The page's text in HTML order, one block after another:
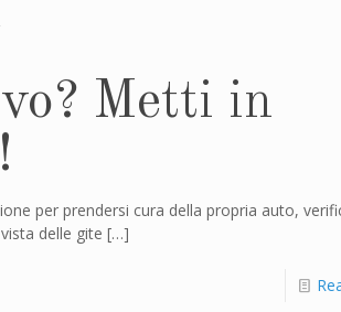
Metti in
per prendersi cura della propria auto,
delle gite […]